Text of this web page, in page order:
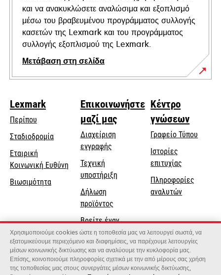
και να ανακυκλώσετε αναλώσιμα και εξοπλισμό
μέσω του βραβευμένου προγράμματος συλλογής
κασετών της Lexmark και του προγράμματος
συλλογής εξοπλισμού της Lexmark.
Μετάβαση στη σελίδα
Lexmark
Περίπου
Σταδιοδρομία
Εταιρική
Κοινωνική Ευθύνη opens
new
Βιωσιμότητα
Επικοινωνήστε
μαζί μας
Διαχείριση
εγγραφής
Τεχνική
υποστήριξηopens
tab
Δήλωση
προϊόντος
Βρείτε έναν
αντιπρόσωπο
Κατάλογος
χονδρεμπόρων
Κέντρο
γνώσεων
Γραφείο Τύπου
Ιστορίες
επιτυχίας
Πληροφορίες
αναλυτών
Χρησιμοποιούμε cookies ώστε η τοποθεσία μας να λειτουργεί σωστά, να
εξατομικεύουμε περιεχόμενο και διαφημίσεις, να παρέχουμε λειτουργίες
μέσων κοινωνικής δικτύωσης και να αναλύουμε την κυκλοφορία μας.
Επίσης, κοινοποιούμε πληροφορίες σχετικά με την από μέρους σας χρήση
της τοποθεσίας μας στους συνεργάτες μέσων κοινωνικής δικτύωσης,